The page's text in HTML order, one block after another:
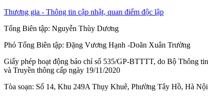
Thương gia - Thông tin cập nhật, quan điểm độc lập
Tổng Biên tập: Nguyễn Thùy Dương
Phó Tổng Biên tập: Đặng Vương Hạnh -Doãn Xuân Trường
Giấy phép hoạt động báo chí số 535/GP-BTTTT, do Bộ Thông tin
và Truyền thông cấp ngày 19/11/2020
Tòa soạn: Số 14, Khu 249A Thụy Khuê, Phường Tây Hồ, Hà Nội